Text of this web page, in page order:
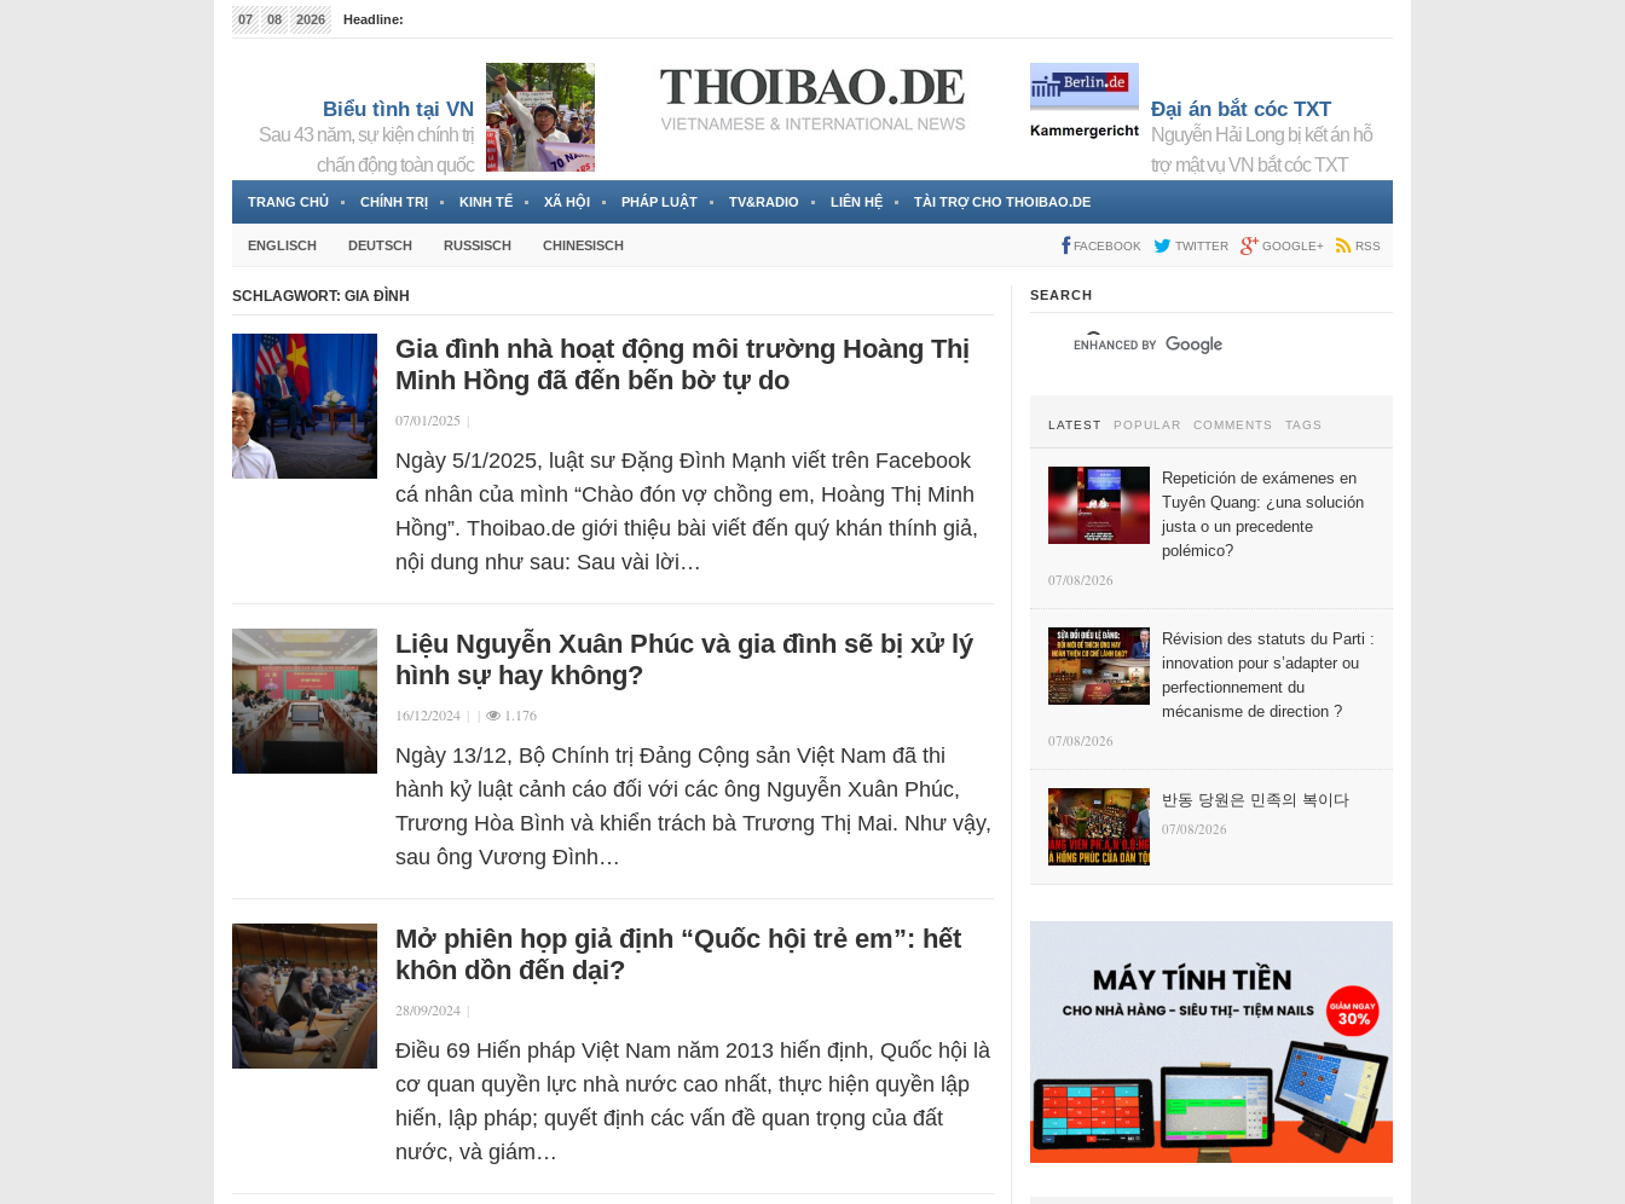
07 08 2026
Headline:
Biểu tình tại VN
Sau 43 năm, sự kiện chính trị
chấn động toàn quốc
Đại án bắt cóc TXT
Nguyễn Hải Long bị kết án hỗ
trợ mật vụ VN bắt cóc TXT
TRANG CHỦ CHÍNH TRỊ KINH TẾ XÃ HỘI PHÁP LUẬT TV&RADIO LIÊN HỆ TÀI TRỢ CHO THOIBAO.DE
ENGLISCH DEUTSCH RUSSISCH CHINESISCH FACEBOOK TWITTER GOOGLE+ RSS
SCHLAGWORT: GIA ĐÌNH
Gia đình nhà hoạt động môi trường Hoàng Thị
Minh Hồng đã đến bến bờ tự do
07/01/2025 |
Ngày 5/1/2025, luật sư Đặng Đình Mạnh viết trên Facebook
cá nhân của mình “Chào đón vợ chồng em, Hoàng Thị Minh
Hồng”. Thoibao.de giới thiệu bài viết đến quý khán thính giả,
nội dung như sau: Sau vài lời…
Liệu Nguyễn Xuân Phúc và gia đình sẽ bị xử lý
hình sự hay không?
16/12/2024 | | 1.176
Ngày 13/12, Bộ Chính trị Đảng Cộng sản Việt Nam đã thi
hành kỷ luật cảnh cáo đối với các ông Nguyễn Xuân Phúc,
Trương Hòa Bình và khiển trách bà Trương Thị Mai. Như vậy,
sau ông Vương Đình…
Mở phiên họp giả định “Quốc hội trẻ em”: hết
khôn dồn đến dại?
28/09/2024 |
Điều 69 Hiến pháp Việt Nam năm 2013 hiến định, Quốc hội là
cơ quan quyền lực nhà nước cao nhất, thực hiện quyền lập
hiến, lập pháp; quyết định các vấn đề quan trọng của đất
nước, và giám…
SEARCH
LATEST POPULAR COMMENTS TAGS
Repetición de exámenes en
Tuyên Quang: ¿una solución
justa o un precedente
polémico?
07/08/2026
Révision des statuts du Parti :
innovation pour s’adapter ou
perfectionnement du
mécanisme de direction ?
07/08/2026
반동 당원은 민족의 복이다
07/08/2026